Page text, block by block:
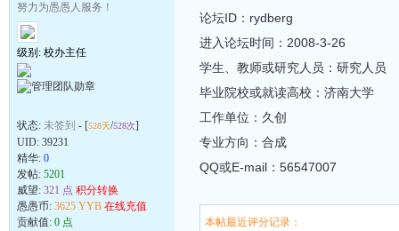
努力为愚愚人服务！
级别: 校办主任
状态: 未签到 - [528天/528次]
UID: 39231
精华: 0
发帖: 5201
威望: 321 点 积分转换
愚愚币: 3625 YYB 在线充值
贡献值: 0 点
论坛ID：rydberg
进入论坛时间：2008-3-26
学生、教师或研究人员：研究人员
毕业院校或就读高校：济南大学
工作单位：久创
专业方向：合成
QQ或E-mail：56547007
本帖最近评分记录：